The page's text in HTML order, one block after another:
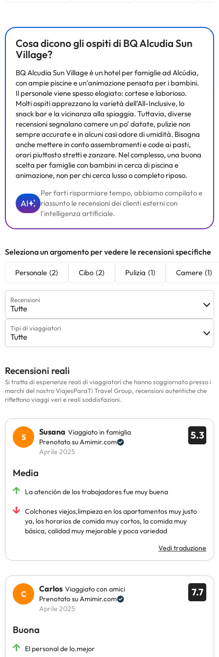
Cosa dicono gli ospiti di BQ Alcudia Sun
Village?
BQ Alcudia Sun Village è un hotel per famiglie ad Alcúdia,
con ampie piscine e un’animazione pensata per i bambini.
Il personale viene spesso elogiato: cortese e laborioso.
Molti ospiti apprezzano la varietà dell’All-Inclusive, lo
snack bar e la vicinanza alla spiaggia. Tuttavia, diverse
recensioni segnalano camere un po’ datate, pulizie non
sempre accurate e in alcuni casi odore di umidità. Bisogna
anche mettere in conto assembramenti e code ai pasti,
orari piuttosto stretti e zanzare. Nel complesso, una buona
scelta per famiglie con bambini in cerca di piscina e
animazione, non per chi cerca lusso o completo riposo.
AI
Per farti risparmiare tempo, abbiamo compilato e
riassunto le recensioni dei clienti esterni con
l'intelligenza artificiale.
Seleziona un argomento per vedere le recensioni specifiche
Personale (2) Cibo (2) Pulizia (1) Camere (1)
Recensioni
Tutte
Tipi di viaggiatori
Tutte
Recensioni reali
Si tratta di esperienze reali di viaggiatori che hanno soggiornato presso i
marchi del nostro ViajesParaTi Travel Group, recensioni autentiche che
riflettono viaggi veri e reali soddisfazioni.
5.3
Susana Viaggiato in famiglia
Prenotato su Amimir.com
Aprile 2025
Media
La atención de los trabajadores fue muy buena
Colchones viejos,limpieza en los apartamentos muy justo
ya, los horarios de comida muy cortos, la comida muy
básica, calidad muy mejorable y poca variedad
Vedi traduzione
7.7
Carlos Viaggiato con amici
Prenotato su Amimir.com
Aprile 2025
Buona
El personal de lo.mejor